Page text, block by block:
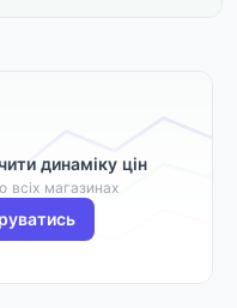
динаміку цін
всіх магазинах